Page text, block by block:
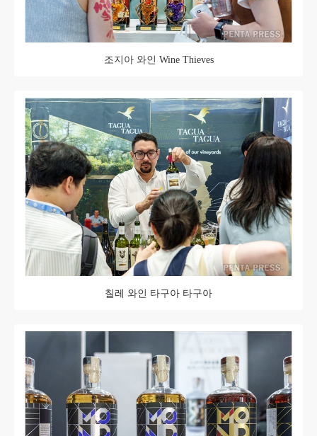
조지아 와인 Wine Thieves
칠레 와인 타구아 타구아